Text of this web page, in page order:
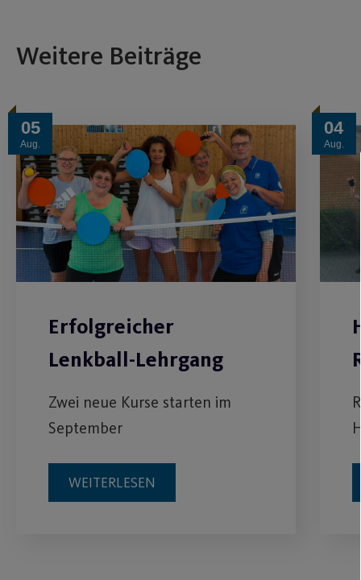
Weitere Beiträge
05
Aug.
Erfolgreicher
Lenkball-Lehrgang
Zwei neue Kurse starten im
September
WEITERLESEN
04
Aug.